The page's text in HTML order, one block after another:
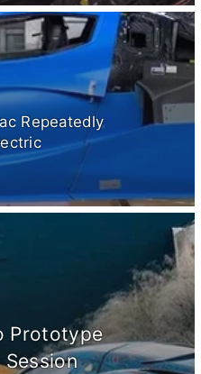
Repeatedly
Prototype